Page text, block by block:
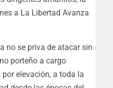
a La Libertad Avanza
no se priva de atacar sin
porteño a cargo
por elevación, a toda la